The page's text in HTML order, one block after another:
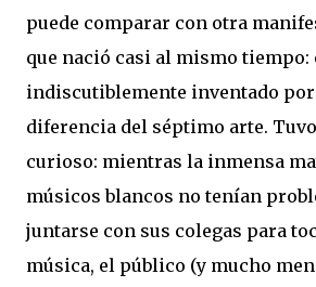
puede comparar con otra
que nació casi al mismo tiempo:
indiscutiblemente inventado por
diferencia del séptimo arte.
curioso: mientras la inmensa
músicos blancos no tenían
juntarse con sus colegas para
música, el público (y mucho